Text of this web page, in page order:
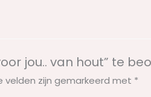
jou.. van hout” te
velden zijn gemarkeerd met *